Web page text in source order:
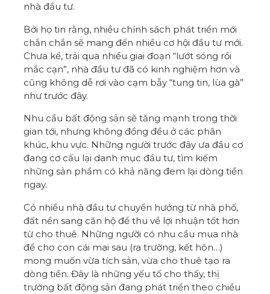
nhà đầu tư.
Bởi họ tin rằng, nhiều chính sách phát triển mới
chắn chắn sẽ mang đến nhiều cơ hội đầu tư mới.
Chưa kể, trải qua nhiều giai đoạn “lướt sóng rồi
mắc cạn”, nhà đầu tư đã có kinh nghiệm hơn và
cũng không dễ rơi vào cạm bẫy “tung tin, lùa gà”
như trước đây.
Nhu cầu bất động sản sẽ tăng mạnh trong thời
gian tới, nhưng không đồng đều ở các phân
khúc, khu vực. Những người trước đây ưa đầu cơ
đang cơ cấu lại danh mục đầu tư, tìm kiếm
những sản phẩm có khả năng đem lại dòng tiền
ngay.
Có nhiều nhà đầu tư chuyển hướng từ nhà phố,
đất nền sang căn hộ để thu về lợi nhuận tốt hơn
từ cho thuê. Những người có nhu cầu mua nhà
để cho con cái mai sau (ra trường, kết hôn…)
mong muốn vừa tích sản, vừa cho thuê tạo ra
dòng tiền. Đây là những yếu tố cho thấy, thị
trường bất động sản đang phát triển theo chiều